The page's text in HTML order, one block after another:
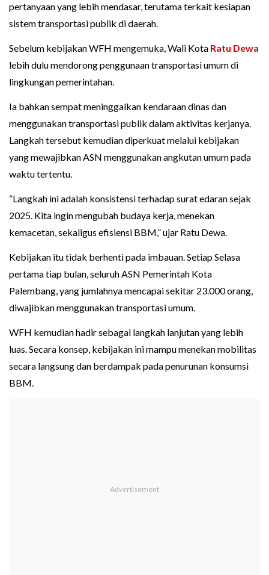
pertanyaan yang lebih mendasar, terutama terkait kesiapan
sistem transportasi publik di daerah.
Sebelum kebijakan WFH mengemuka, Wali Kota Ratu Dewa
lebih dulu mendorong penggunaan transportasi umum di
lingkungan pemerintahan.
Ia bahkan sempat meninggalkan kendaraan dinas dan
menggunakan transportasi publik dalam aktivitas kerjanya.
Langkah tersebut kemudian diperkuat melalui kebijakan
yang mewajibkan ASN menggunakan angkutan umum pada
waktu tertentu.
“Langkah ini adalah konsistensi terhadap surat edaran sejak
2025. Kita ingin mengubah budaya kerja, menekan
kemacetan, sekaligus efisiensi BBM,” ujar Ratu Dewa.
Kebijakan itu tidak berhenti pada imbauan. Setiap Selasa
pertama tiap bulan, seluruh ASN Pemerintah Kota
Palembang, yang jumlahnya mencapai sekitar 23.000 orang,
diwajibkan menggunakan transportasi umum.
WFH kemudian hadir sebagai langkah lanjutan yang lebih
luas. Secara konsep, kebijakan ini mampu menekan mobilitas
secara langsung dan berdampak pada penurunan konsumsi
BBM.